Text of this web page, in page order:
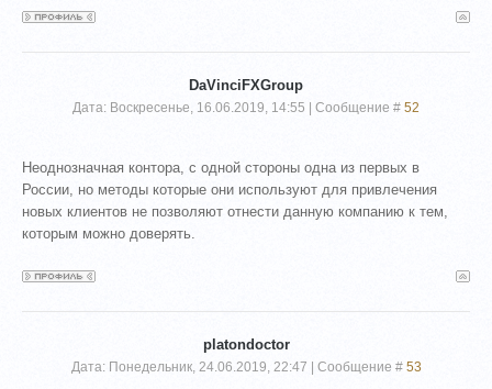
DaVinciFXGroup
Дата: Воскресенье, 16.06.2019, 14:55 | Сообщение # 52
Неоднозначная контора, с одной стороны одна из первых в
России, но методы которые они используют для привлечения
новых клиентов не позволяют отнести данную компанию к тем,
которым можно доверять.
platondoctor
Дата: Понедельник, 24.06.2019, 22:47 | Сообщение # 53